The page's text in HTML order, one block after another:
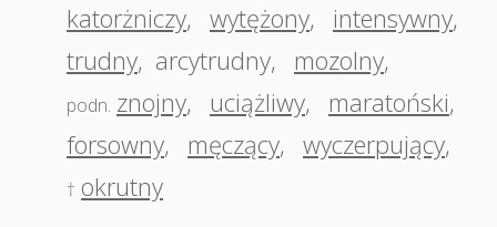
katorżniczy, wytężony, intensywny,
trudny, arcytrudny, mozolny,
podn. znojny, uciążliwy, maratoński,
forsowny, męczący, wyczerpujący,
† okrutny